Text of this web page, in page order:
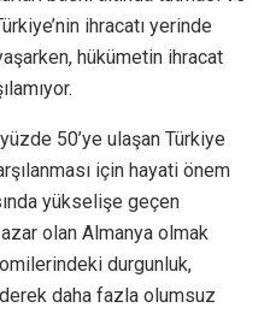
ihracatı yerinde
hükümetin ihracat
50’ye ulaşan Türkiye
için hayati önem
yükselişe geçen
olan Almanya olmak
durgunluk,
daha fazla olumsuz